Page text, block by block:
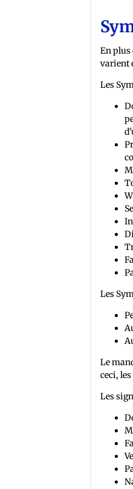
En plus
varient
Les
Les
Le
ceci,
Les